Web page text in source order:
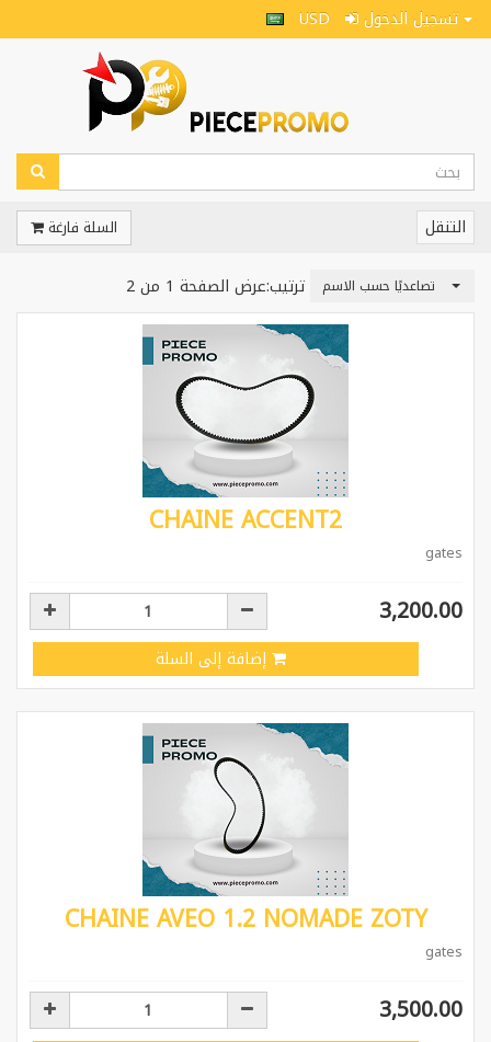
USD
التنقل السلة فارغة
ترتيب: تصاعديًا حسب الاسم عرض الصفحة 1 من 2
CHAINE ACCENT2
gates
3,200.00
إضافة إلى السلة
CHAINE AVEO 1.2 NOMADE ZOTY
gates
3,500.00